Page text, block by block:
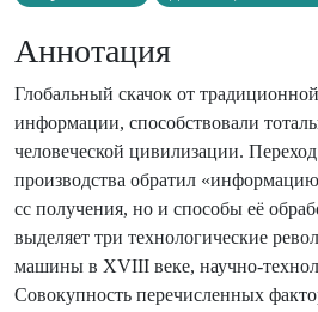
Аннотация
Глобальный скачок от
информации, способствовали
человеческой цивилизации.
производства обратил
сс получения, но и способы её
выделяет три технологические
машины в XVIII веке, научно-
Совокупность перечисленных